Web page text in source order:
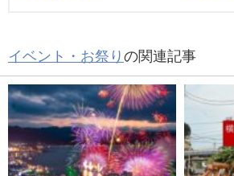
イベント・お祭り の関連記事